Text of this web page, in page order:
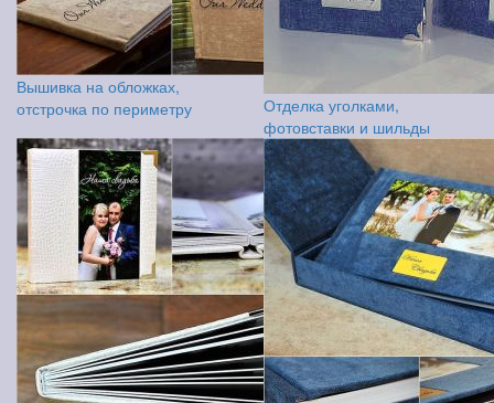
Вышивка на обложках,
отстрочка по периметру
Отделка уголками,
фотовставки и шильды